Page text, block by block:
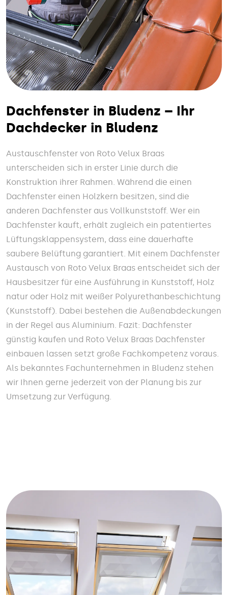
Dachfenster in Bludenz – Ihr
Dachdecker in Bludenz
Austauschfenster von Roto Velux Braas
unterscheiden sich in erster Linie durch die
Konstruktion ihrer Rahmen. Während die einen
Dachfenster einen Holzkern besitzen, sind die
anderen Dachfenster aus Vollkunststoff. Wer ein
Dachfenster kauft, erhält zugleich ein patentiertes
Lüftungsklappensystem, dass eine dauerhafte
saubere Belüftung garantiert. Mit einem Dachfenster
Austausch von Roto Velux Braas entscheidet sich der
Hausbesitzer für eine Ausführung in Kunststoff, Holz
natur oder Holz mit weißer Polyurethanbeschichtung
(Kunststoff). Dabei bestehen die Außenabdeckungen
in der Regel aus Aluminium. Fazit: Dachfenster
günstig kaufen und Roto Velux Braas Dachfenster
einbauen lassen setzt große Fachkompetenz voraus.
Als bekanntes Fachunternehmen in Bludenz stehen
wir Ihnen gerne jederzeit von der Planung bis zur
Umsetzung zur Verfügung.